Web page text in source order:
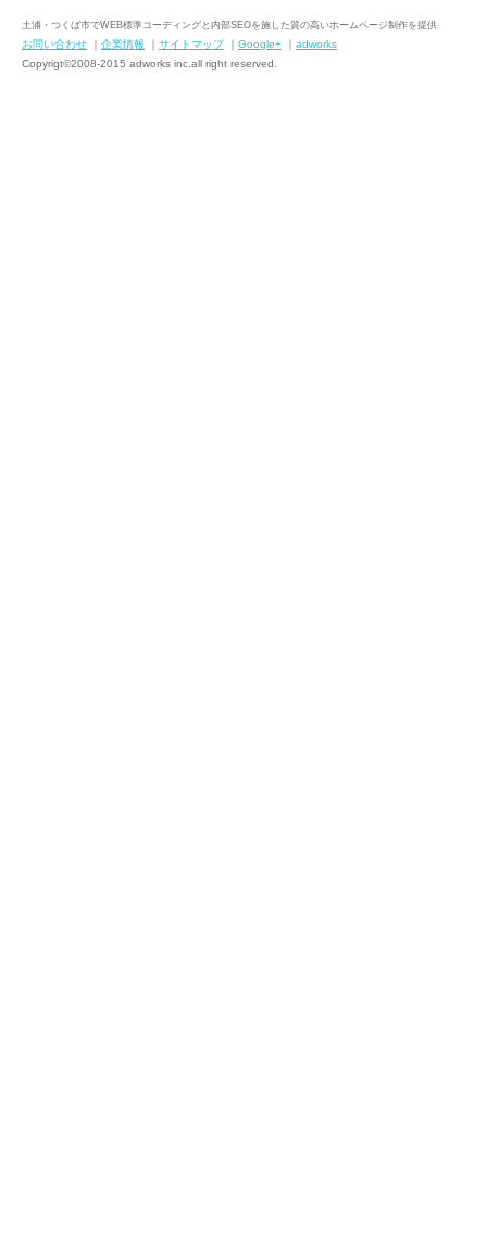
土浦・つくば市でWEB標準コーディングと内部SEOを施した質の高いホームページ制作を提供
お問い合わせ ｜ 企業情報 ｜ サイトマップ｜ Google+ ｜ adworks
Copyrigt©2008-2015 adworks inc.all right reserved.